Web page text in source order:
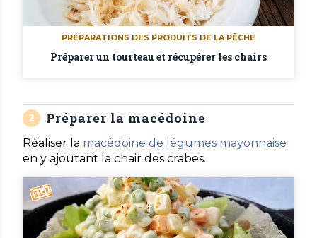
PRÉPARATIONS DES PRODUITS DE LA PÊCHE
Préparer un tourteau et récupérer les chairs
Préparer la macédoine
Réaliser la macédoine de légumes mayonnaise
en y ajoutant la chair des crabes.